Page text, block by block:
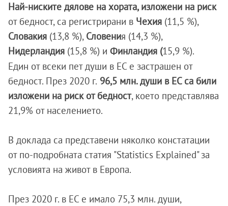
Най-ниските дялове на хората, изложени на риск
от бедност, са регистрирани в Чехия (11,5 %),
Словакия (13,8 %), Словения (14,3 %),
Нидерландия (15,8 %) и Финландия (15,9 %).
Един от всеки пет души в ЕС е застрашен от
бедност. През 2020 г. 96,5 млн. души в ЕС са били
изложени на риск от бедност, което представлява
21,9% от населението.
В доклада са представени няколко констатации
от по-подробната статия "Statistics Explained" за
условията на живот в Европа.
През 2020 г. в ЕС е имало 75,3 млн. души,